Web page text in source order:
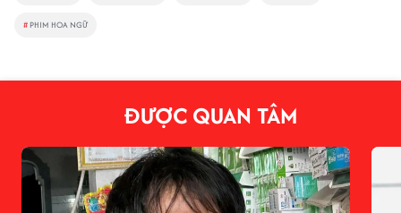
# PHIM HOA NGỮ
ĐƯỢC QUAN TÂM